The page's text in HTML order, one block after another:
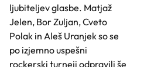
ljubiteljev glasbe. Matjaž
Jelen, Bor Zuljan, Cveto
Polak in Aleš Uranjek so se
po izjemno uspešni
rockerski turneji odpravili še